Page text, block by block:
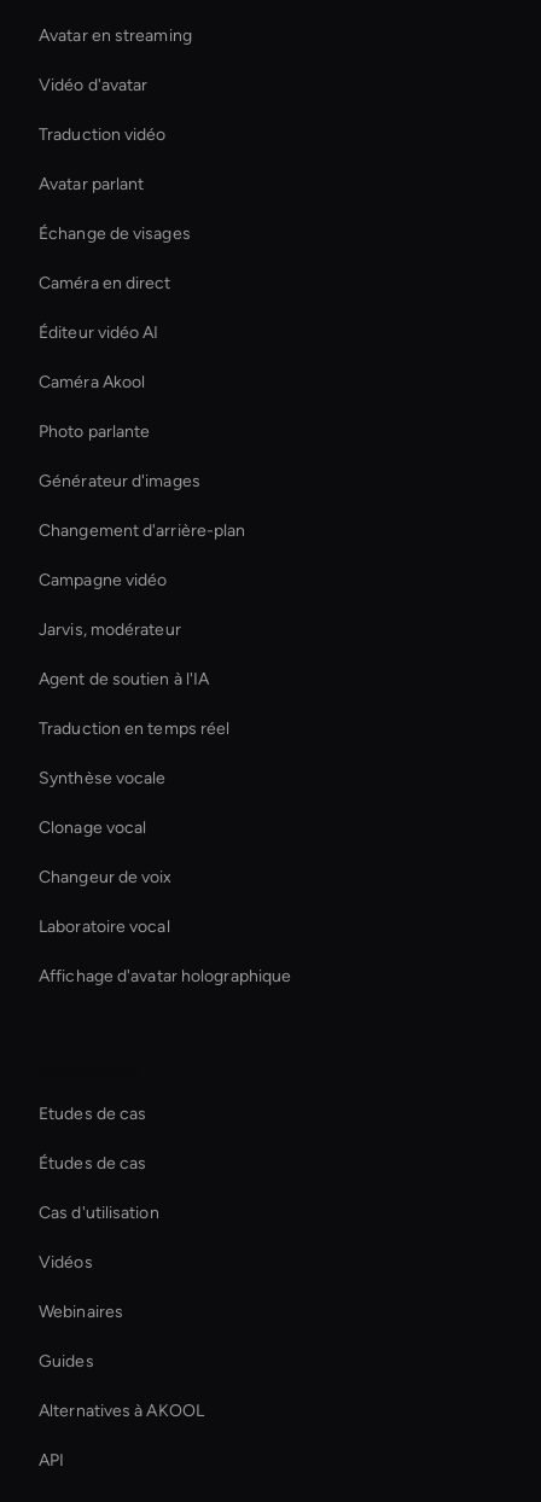
Avatar en streaming
Vidéo d'avatar
Traduction vidéo
Avatar parlant
Échange de visages
Caméra en direct
Éditeur vidéo AI
Caméra Akool
Photo parlante
Générateur d'images
Changement d'arrière-plan
Campagne vidéo
Jarvis, modérateur
Agent de soutien à l'IA
Traduction en temps réel
Synthèse vocale
Clonage vocal
Changeur de voix
Laboratoire vocal
Affichage d'avatar holographique
Etudes de cas
Études de cas
Cas d'utilisation
Vidéos
Webinaires
Guides
Alternatives à AKOOL
API